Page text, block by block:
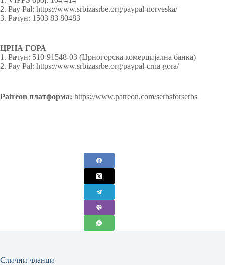
2. Pay Pal: https://www.srbizasrbe.org/paypal-norveska/
3. Рачун: 1503 83 80483
ЦРНА ГОРА
1. Рачун: 510-91548-03 (Црногорска комерцијална банка)
2. Pay Pal: https://www.srbizasrbe.org/paypal-crna-gora/
Patreon платформа: https://www.patreon.com/serbsforserbs
Слични чланци